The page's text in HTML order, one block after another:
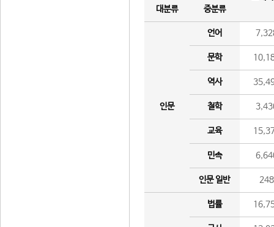
대분류
중분류
인문
언어
문학
역사
철학
교육
민속
인문 일반 248
법률